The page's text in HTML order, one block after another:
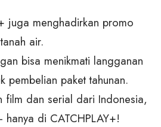
juga menghadirkan promo
air.
bisa menikmati langganan
pembelian paket tahunan.
film dan serial dari Indonesia,
di CATCHPLAY+!